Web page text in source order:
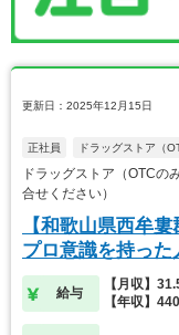
更新日：2025年12月15日
正社員 ドラッグストア（
ドラッグストア（OTC
合せください）
【和歌山県西牟
プロ意識を持った
給与
【月収】
【年収】